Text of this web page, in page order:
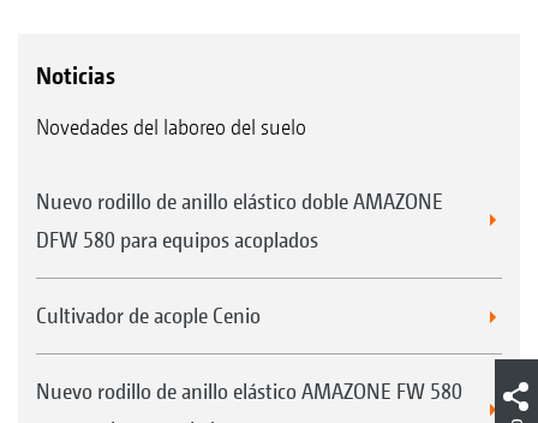
Noticias
Novedades del laboreo del suelo
Nuevo rodillo de anillo elástico doble AMAZONE
DFW 580 para equipos acoplados
Cultivador de acople Cenio
Nuevo rodillo de anillo elástico AMAZONE FW 580